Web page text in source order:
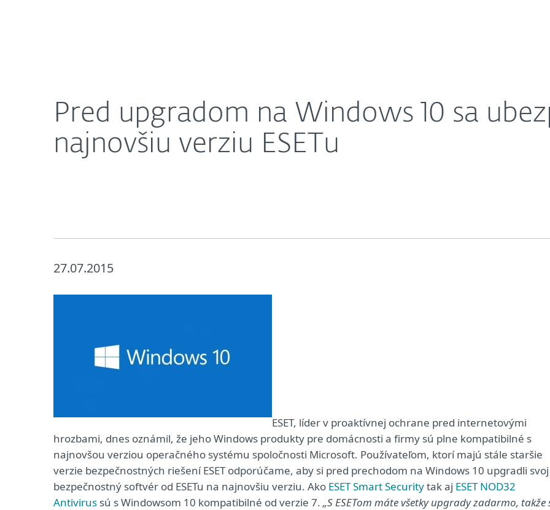
Pred upgradom na Windows 10 sa
najnovšiu verziu ESETu
27.07.2015
ESET, líder v proaktívnej ochrane pred internetovými
hrozbami, dnes oznámil, že jeho Windows produkty pre domácnosti a firmy sú plne kompatibilné s
najnovšou verziou operačného systému spoločnosti Microsoft. Používateľom, ktorí majú stále staršie
verzie bezpečnostných riešení ESET odporúčame, aby si pred prechodom na Windows 10 upgradli svoj
bezpečnostný softvér od ESETu na najnovšiu verziu. Ako ESET Smart Securitytak aj ESET NOD32
Antivirus sú s Windowsom 10 kompatibilné od verzie 7. „S ESETom máte všetky upgrady zadarmo, takže